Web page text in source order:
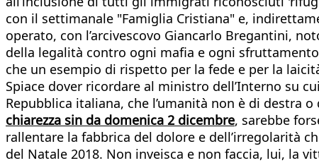
con il settimanale "Famiglia Cristiana" e,
operato, con l’arcivescovo Giancarlo Bregantini,
della legalità contro ogni mafia e ogni
che un esempio di rispetto per la fede e per la
Spiace dover ricordare al ministro dell’Interno su
Repubblica italiana, che l’umanità non è di destra
chiarezza sin da domenica 2 dicembre, sarebbe
rallentare la fabbrica del dolore e dell’irregolarità
del Natale 2018. Non inveisca e non faccia, lui, la